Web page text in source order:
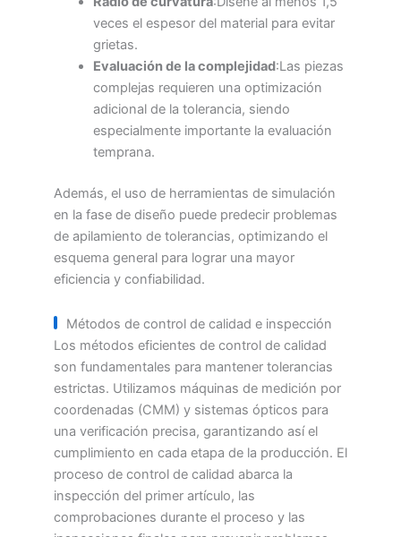
veces el espesor del material para evitar
grietas.
Evaluación de la complejidad:Las piezas
complejas requieren una optimización
adicional de la tolerancia, siendo
especialmente importante la evaluación
temprana.
Además, el uso de herramientas de simulación
en la fase de diseño puede predecir problemas
de apilamiento de tolerancias, optimizando el
esquema general para lograr una mayor
eficiencia y confiabilidad.
Métodos de control de calidad e inspección
Los métodos eficientes de control de calidad
son fundamentales para mantener tolerancias
estrictas. Utilizamos máquinas de medición por
coordenadas (CMM) y sistemas ópticos para
una verificación precisa, garantizando así el
cumplimiento en cada etapa de la producción. El
proceso de control de calidad abarca la
inspección del primer artículo, las
comprobaciones durante el proceso y las